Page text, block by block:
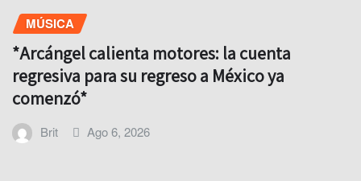
MÚSICA
*Arcángel calienta motores: la cuenta
regresiva para su regreso a México ya
comenzó*
Brit Ago 6, 2026